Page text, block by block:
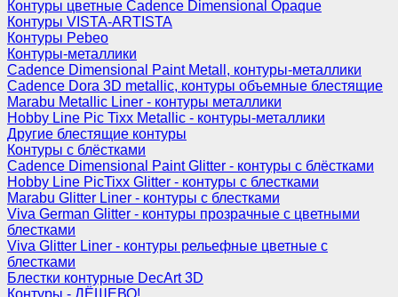
Контуры цветные Cadence Dimensional Opaque
Контуры VISTA-ARTISTA
Контуры Pebeo
Контуры-металлики
Cadence Dimensional Paint Metall, контуры-металлики
Cadence Dora 3D metallic, контуры объемные блестящие
Marabu Metallic Liner - контуры металлики
Hobby Line Pic Tixx Metallic - контуры-металлики
Другие блестящие контуры
Контуры с блёстками
Cadence Dimensional Paint Glitter - контуры с блёстками
Hobby Line PicTixx Glitter - контуры с блестками
Marabu Glitter Liner - контуры с блестками
Viva German Glitter - контуры прозрачные с цветными
блестками
Viva Glitter Liner - контуры рельефные цветные с
блестками
Блестки контурные DecArt 3D
Контуры - ДЁШЕВО!